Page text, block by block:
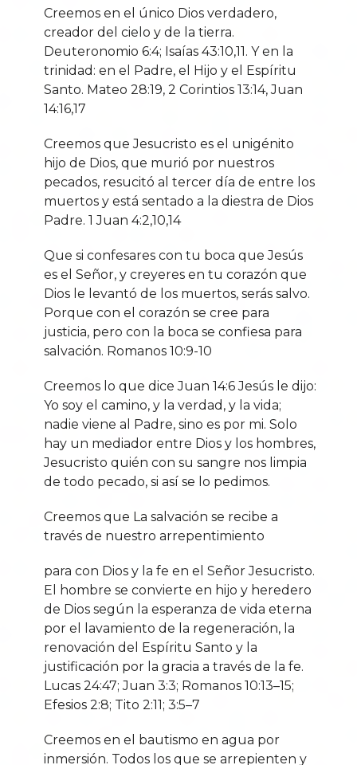
Creemos en el único Dios verdadero,
creador del cielo y de la tierra.
Deuteronomio 6:4; Isaías 43:10,11. Y en la
trinidad: en el Padre, el Hijo y el Espíritu
Santo. Mateo 28:19, 2 Corintios 13:14, Juan
14:16,17
Creemos que Jesucristo es el unigénito
hijo de Dios, que murió por nuestros
pecados, resucitó al tercer día de entre los
muertos y está sentado a la diestra de Dios
Padre. 1 Juan 4:2,10,14
Que si confesares con tu boca que Jesús
es el Señor, y creyeres en tu corazón que
Dios le levantó de los muertos, serás salvo.
Porque con el corazón se cree para
justicia, pero con la boca se confiesa para
salvación. Romanos 10:9-10
Creemos lo que dice Juan 14:6 Jesús le dijo:
Yo soy el camino, y la verdad, y la vida;
nadie viene al Padre, sino es por mi. Solo
hay un mediador entre Dios y los hombres,
Jesucristo quién con su sangre nos limpia
de todo pecado, si así se lo pedimos.
Creemos que La salvación se recibe a
través de nuestro arrepentimiento
para con Dios y la fe en el Señor Jesucristo.
El hombre se convierte en hijo y heredero
de Dios según la esperanza de vida eterna
por el lavamiento de la regeneración, la
renovación del Espíritu Santo y la
justificación por la gracia a través de la fe.
Lucas 24:47; Juan 3:3; Romanos 10:13–15;
Efesios 2:8; Tito 2:11; 3:5–7
Creemos en el bautismo en agua por
inmersión. Todos los que se arrepienten y